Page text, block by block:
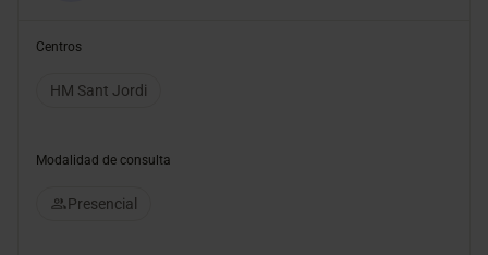
Centros
HM Sant Jordi
Modalidad de consulta
Presencial